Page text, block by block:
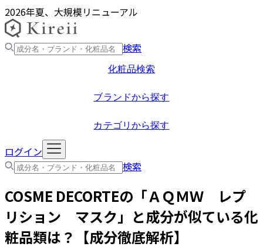
2026年夏、大規模リニューアル
検索
化粧品検索
ブランドから探す
カテゴリから探す
ログイン
検索
COSME DECORTEの「ＡＱＭＷ レプ
リション マスク 」と成分が似ている化
粧品類は？【成分徹底解析】